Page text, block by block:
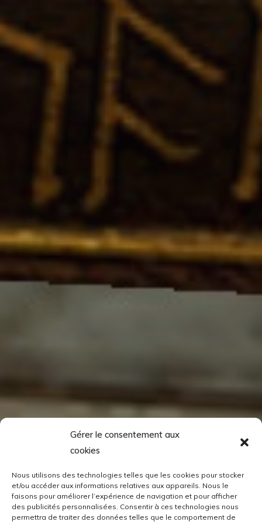
Gérer le consentement aux
cookies
Nous utilisons des technologies telles que les cookies pour stocker
et/ou accéder aux informations relatives aux appareils. Nous le
faisons pour améliorer l’expérience de navigation et pour afficher
des publicités personnalisées. Consentir à ces technologies nous
permettra de traiter des données telles que le comportement de